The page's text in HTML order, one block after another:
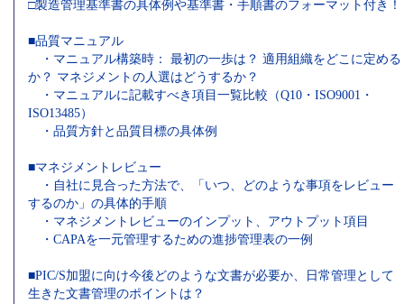
□製造管理基準書の具体例や基準書・手順書のフォーマット付き！
■品質マニュアル
・マニュアル構築時： 最初の一歩は？ 適用組織をどこに定める
か？ マネジメントの人選はどうするか？
・マニュアルに記載すべき項目一覧比較（Q10・ISO9001・
ISO13485）
・品質方針と品質目標の具体例
■マネジメントレビュー
・自社に見合った方法で、「いつ、どのような事項をレビュー
するのか」の具体的手順
・マネジメントレビューのインプット、アウトプット項目
・CAPAを一元管理するための進捗管理表の一例
■PIC/S加盟に向け今後どのような文書が必要か、日常管理として
生きた文書管理のポイントは？